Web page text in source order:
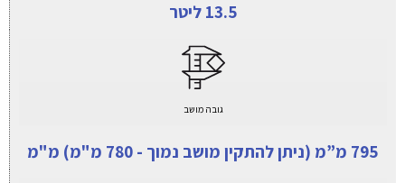
13.5 ליטר
גובה מושב
795 מ”מ (ניתן להתקין מושב נמוך - 780 מ"מ) מ"מ